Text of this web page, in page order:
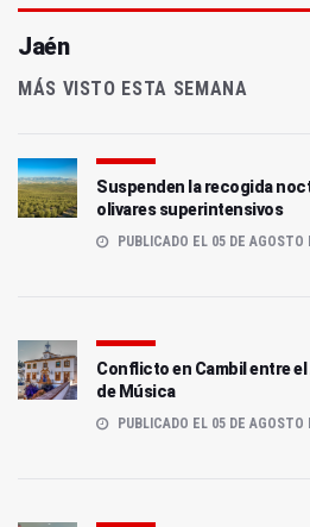
Jaén
MÁS VISTO ESTA SEMANA
Suspenden la recogida
olivares superintensivos
PUBLICADO EL 05 DE AGOSTO
Conflicto en Cambil entre
de Música
PUBLICADO EL 05 DE AGOSTO